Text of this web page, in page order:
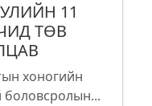
11
ТӨВ
хоногийн
боловсролын...